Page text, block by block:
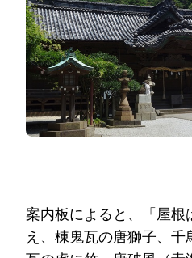
案内板によると、「屋
え、棟鬼瓦の唐獅子、